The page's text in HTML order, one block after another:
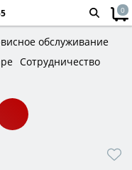
0
обслуживание
Сотрудничество